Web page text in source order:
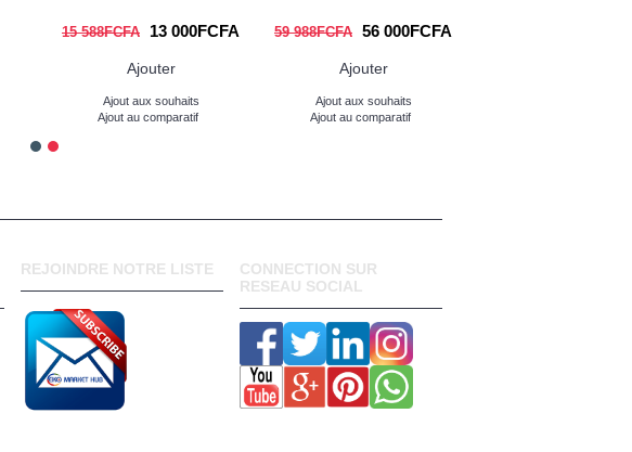
15 588FCFA 13 000FCFA
Ajouter
Ajout aux souhaits
Ajout au comparatif
59 988FCFA 56 000FCFA
Ajouter
Ajout aux souhaits
Ajout au comparatif
REJOINDRE NOTRE LISTE
CONNECTION SUR
RESEAU SOCIAL